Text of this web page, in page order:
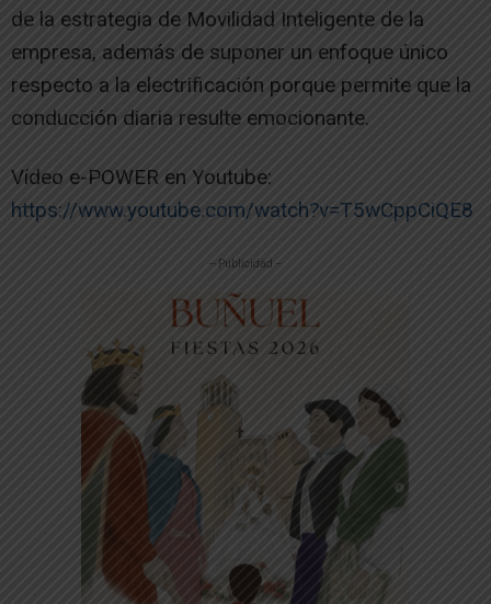
de la estrategia de Movilidad Inteligente de la
empresa, además de suponer un enfoque único
respecto a la electrificación porque permite que la
conducción diaria resulte emocionante.
Vídeo e-POWER en Youtube:
https://www.youtube.com/watch?v=T5wCppCiQE8
-- Publicidad --